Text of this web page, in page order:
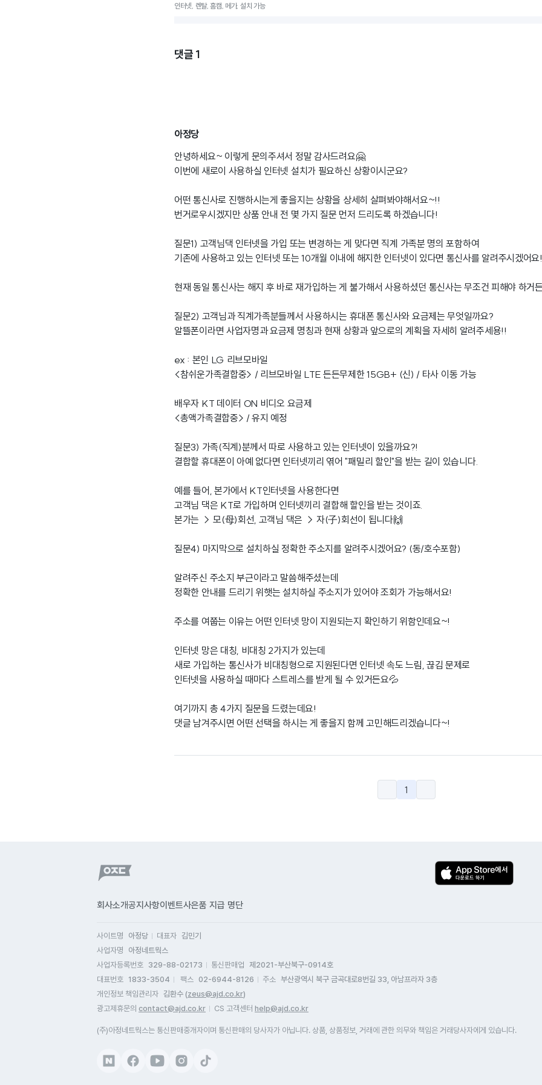
인터넷, 렌탈, 홈캠, 메가, 설치 가능
댓글 1
아정당
안녕하세요~ 이렇게 문의주셔서 정말 감사드려요🤗
이번에 새로이 사용하실 인터넷 설치가 필요하신 상황이시군요?
어떤 통신사로 진행하시는게 좋을지는 상황을 상세히 살펴봐야해서요~!!
번거로우시겠지만 상품 안내 전 몇 가지 질문 먼저 드리도록 하겠습니다!
질문1) 고객님댁 인터넷을 가입 또는 변경하는 게 맞다면 직계 가족분 명의 포함하여
기존에 사용하고 있는 인터넷 또는 10개월 이내에 해지한 인터넷이 있다면 통신사를 알려주시겠어
현재 동일 통신사는 해지 후 바로 재가입하는 게 불가해서 사용하셨던 통신사는 무조건 피해야 하거
질문2) 고객님과 직계가족분들께서 사용하시는 휴대폰 통신사와 요금제는 무엇일까요?
알뜰폰이라면 사업자명과 요금제 명칭과 현재 상황과 앞으로의 계획을 자세히 알려주세용!!
ex : 본인 LG 리브모바일
<참쉬운가족결합중> / 리브모바일 LTE 든든무제한 15GB+ (신) / 타사 이동 가능
배우자 KT 데이터 ON 비디오 요금제
<총액가족결합중> / 유지 예정
질문3) 가족(직계)분께서 따로 사용하고 있는 인터넷이 있을까요?!
결합할 휴대폰이 아예 없다면 인터넷끼리 엮어 "패밀리 할인"을 받는 길이 있습니다.
예를 들어, 본가에서 KT인터넷을 사용한다면
고객님 댁은 KT로 가입하며 인터넷끼리 결합해 할인을 받는 것이죠.
본가는 → 모(母)회선, 고객님 댁은 → 자(子)회선이 됩니다🙌
질문4) 마지막으로 설치하실 정확한 주소지를 알려주시겠어요? (동/호수포함)
알려주신 주소지 부근이라고 말씀해주셨는데
정확한 안내를 드리기 위햇는 설치하실 주소지가 있어야 조회가 가능해서요!
주소를 여쭙는 이유는 어떤 인터넷 망이 지원되는지 확인하기 위함인데요~!
인터넷 망은 대칭, 비대칭 2가지가 있는데
새로 가입하는 통신사가 비대칭형으로 지원된다면 인터넷 속도 느림, 끊김 문제로
인터넷을 사용하실 때마다 스트레스를 받게 될 수 있거든요💦
여기까지 총 4가지 질문을 드렸는데요!
댓글 남겨주시면 어떤 선택을 하시는 게 좋을지 함께 고민해드리겠습니다~!
1
회사소개공지사항이벤트사은품 지급 명단
사이트명 아정당 대표자 김민기
사업자명
아정네트웍스
사업자등록번호 329-88-02173 통신판매업
제2021-부산북구-0914호
대표번호 1833-3504 팩스 02-6944-8126 주소 부산광역시 북구 금곡대로8번길 33, 아남프라자 3층
개인정보 책임관리자 김환수 (zeus@ajd.co.kr)
광고제휴문의 contact@ajd.co.kr CS 고객센터 help@ajd.co.kr
(주)아정네트웍스는 통신판매중개자이며 통신판매의 당사자가 아닙니다. 상품, 상품정보, 거래에 관한 의무와 책임은 거래당사자에게 있습니다.